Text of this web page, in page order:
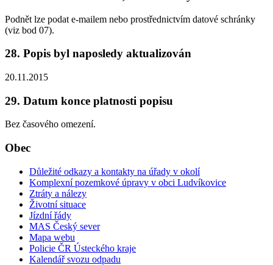
Podnět lze podat e-mailem nebo prostřednictvím datové schránky
(viz bod 07).
28. Popis byl naposledy aktualizován
20.11.2015
29. Datum konce platnosti popisu
Bez časového omezení.
Obec
Důležité odkazy a kontakty na úřady v okolí
Komplexní pozemkové úpravy v obci Ludvíkovice
Ztráty a nálezy
Životní situace
Jízdní řády
MAS Český sever
Mapa webu
Policie ČR Ústeckého kraje
Kalendář svozu odpadu